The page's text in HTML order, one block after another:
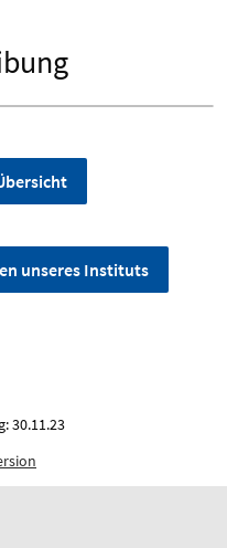
unseres Instituts
30.11.23